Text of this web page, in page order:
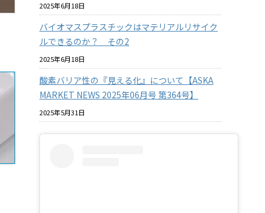
2025年6月18日
バイオマスプラスチックはマテリアルリサイク
ルできるのか？ その2
2025年6月18日
酸素バリア性の『見える化』について【ASKA
MARKET NEWS 2025年06月号 第364号】
2025年5月31日